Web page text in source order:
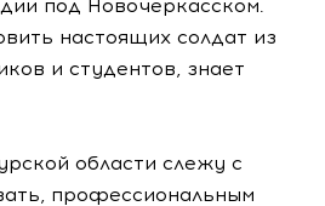
под Новочеркасском.
настоящих солдат из
и студентов, знает
области слежу с
профессиональным